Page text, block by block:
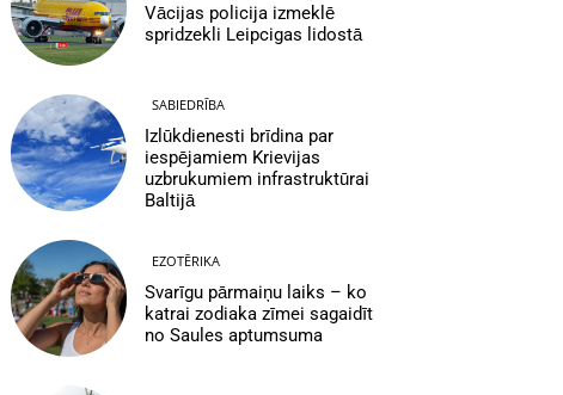
Vācijas policija izmeklē
spridzekli Leipcigas lidostā
SABIEDRĪBA
Izlūkdienesti brīdina par
iespējamiem Krievijas
uzbrukumiem infrastruktūrai
Baltijā
EZOTĒRIKA
Svarīgu pārmaiņu laiks – ko
katrai zodiaka zīmei sagaidīt
no Saules aptumsuma